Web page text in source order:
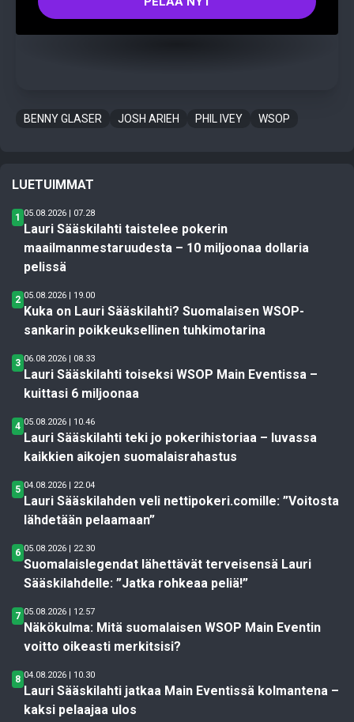
BENNY GLASER JOSH ARIEH PHIL IVEY WSOP
LUETUIMMAT
1 05.08.2026 | 07.28
Lauri Sääskilahti taistelee pokerin
maailmanmestaruudesta – 10 miljoonaa dollaria
pelissä
2 05.08.2026 | 19.00
Kuka on Lauri Sääskilahti? Suomalaisen WSOP-
sankarin poikkeuksellinen tuhkimotarina
3 06.08.2026 | 08.33
Lauri Sääskilahti toiseksi WSOP Main Eventissa –
kuittasi 6 miljoonaa
4 05.08.2026 | 10.46
Lauri Sääskilahti teki jo pokerihistoriaa – luvassa
kaikkien aikojen suomalaisrahastus
5 04.08.2026 | 22.04
Lauri Sääskilahden veli nettipokeri.comille: ”Voitosta
lähdetään pelaamaan”
6 05.08.2026 | 22.30
Suomalaislegendat lähettävät terveisensä Lauri
Sääskilahdelle: ”Jatka rohkeaa peliä!”
7 05.08.2026 | 12.57
Näkökulma: Mitä suomalaisen WSOP Main Eventin
voitto oikeasti merkitsisi?
8 04.08.2026 | 10.30
Lauri Sääskilahti jatkaa Main Eventissä kolmantena –
kaksi pelaajaa ulos